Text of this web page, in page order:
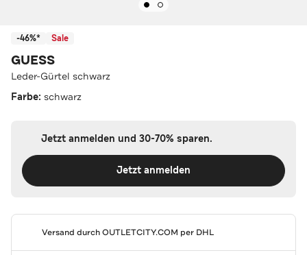
-46%* Sale
GUESS
Leder-Gürtel schwarz
Farbe: schwarz
Jetzt anmelden und 30-70% sparen.
Jetzt anmelden
Versand durchOUTLETCITY.COM per DHL